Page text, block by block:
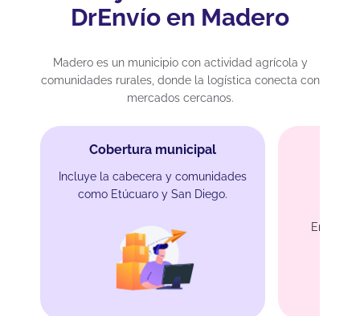
DrEnvío en Madero
Madero es un municipio con actividad agrícola y
comunidades rurales, donde la logística conecta con
mercados cercanos.
Cobertura municipal
Incluye la cabecera y comunidades
como Etúcuaro y San Diego.
Entrega